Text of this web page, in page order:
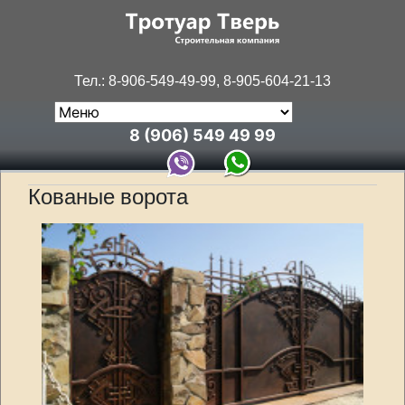
Тел.: 8-906-549-49-99, 8-905-604-21-13
8 (906) 549 49 99
Кованые ворота